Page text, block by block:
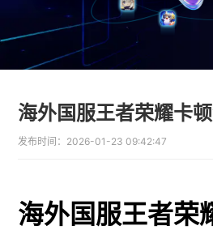
海外国服王者荣耀卡
发布时间： 2026-01-23 09:42:47
海外国服王者荣